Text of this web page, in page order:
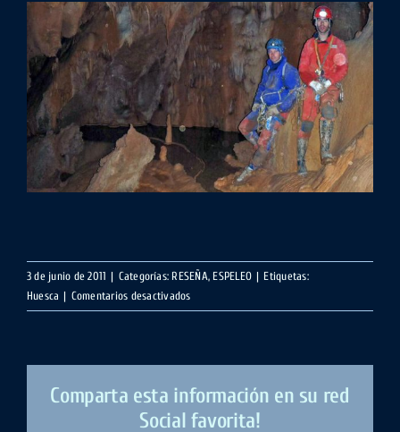
3 de junio de 2011 | Categorías: RESEÑA, ESPELEO | Etiquetas:
Huesca | Comentarios desactivadosen
Grallera
Comparta esta información en su red
Social favorita!